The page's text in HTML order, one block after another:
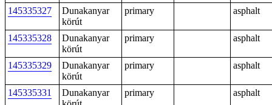
145335327
Dunakanyar
körút
primary asphalt
145335328
Dunakanyar
körút
primary asphalt
145335329
Dunakanyar
körút
primary asphalt
145335331
Dunakanyar
primary asphalt